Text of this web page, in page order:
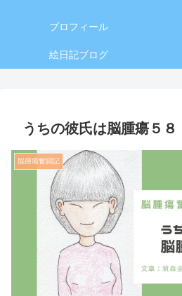
プロフィール
絵日記ブログ
うちの彼氏は脳腫瘍５８
脳腫瘍奮闘記